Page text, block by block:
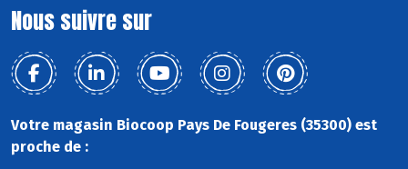
Nous suivre sur
Votre magasin Biocoop Pays De Fougeres (35300) est
proche de :